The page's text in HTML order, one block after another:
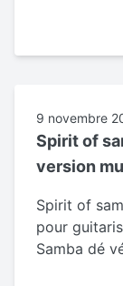
9 novembre
Spirit of
version
Spirit of
pour
Samba dé